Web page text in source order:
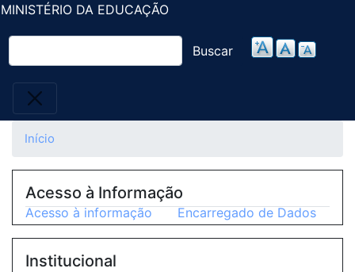
MINISTÉRIO DA EDUCAÇÃO
Buscar
Início
Acesso à Informação
Acesso à informação Encarregado de Dados
Institucional